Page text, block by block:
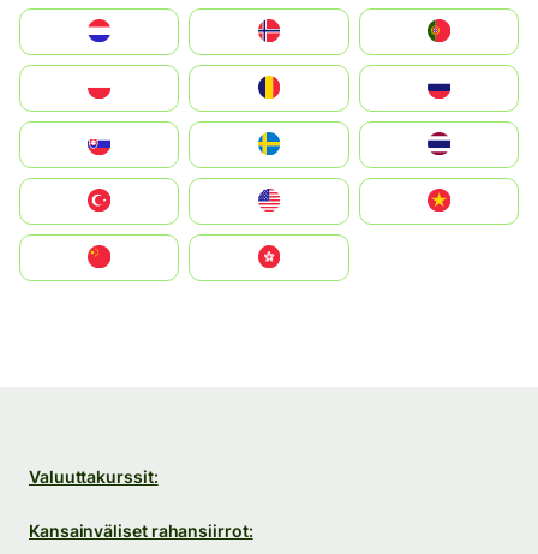
United States
中國香港特別行政區
Valuuttakurssit:
Kansainväliset rahansiirrot: